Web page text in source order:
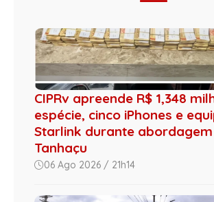
CIPRv apreende R$ 1,348
espécie, cinco iPhones e
Starlink durante
Tanhaçu
06 Ago 2026 / 21h14